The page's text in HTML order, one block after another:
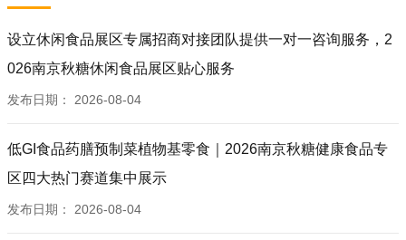
设立休闲食品展区专属招商对接团队提供一对一咨询服务，2
026南京秋糖休闲食品展区贴心服务
发布日期： 2026-08-04
低GI食品药膳预制菜植物基零食｜2026南京秋糖健康食品专
区四大热门赛道集中展示
发布日期： 2026-08-04